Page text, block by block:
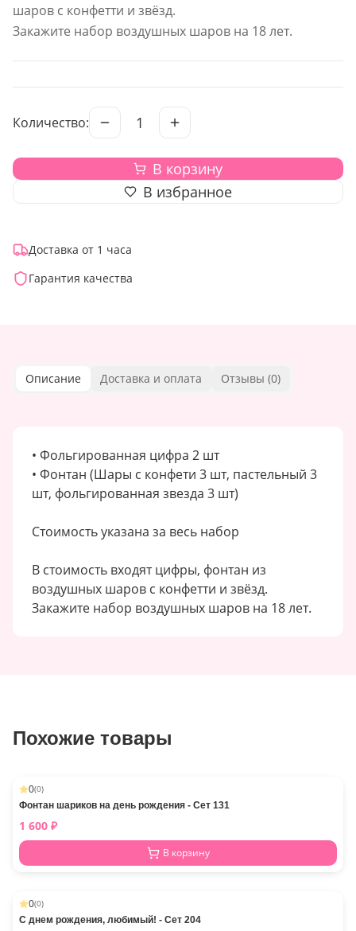
шаров с конфетти и звёзд.
Закажите набор воздушных шаров на 18 лет.
Количество: 1
В корзину
В избранное
Доставка от 1 часа
Гарантия качества
Описание Доставка и оплата Отзывы (0)
• Фольгированная цифра 2 шт
• Фонтан (Шары с конфети 3 шт, пастельный 3
шт, фольгированная звезда 3 шт)
Стоимость указана за весь набор
В стоимость входят цифры, фонтан из
воздушных шаров с конфетти и звёзд.
Закажите набор воздушных шаров на 18 лет.
Похожие товары
0(0)
Фонтан шариков на день рождения - Сет 131
1 600 ₽
В корзину
0(0)
С днем рождения, любимый! - Сет 204